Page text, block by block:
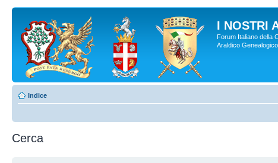
I NOSTRI
Forum Italiano della
Araldico
Indice
Cerca